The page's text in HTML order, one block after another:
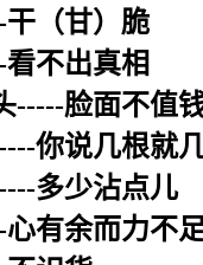
干（甘）脆
不出真相
-----脸面不值
你说几根就
多少沾点儿
有余而力不